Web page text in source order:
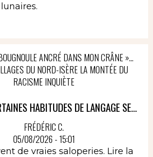
ANCRÉ DANS MON CRÂNE »…
DU NORD-ISÈRE LA MONTÉE DU
RACISME INQUIÈTE
HABITUDES DE LANGAGE SE...
FRÉDÉRIC C.
05/08/2026 - 15:01
de vraies saloperies. Lire la